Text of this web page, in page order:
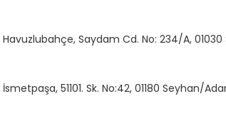
Havuzlubahçe, Saydam Cd. No: 234/A,
İsmetpaşa, 51101. Sk. No:42, 01180 Seyhan/